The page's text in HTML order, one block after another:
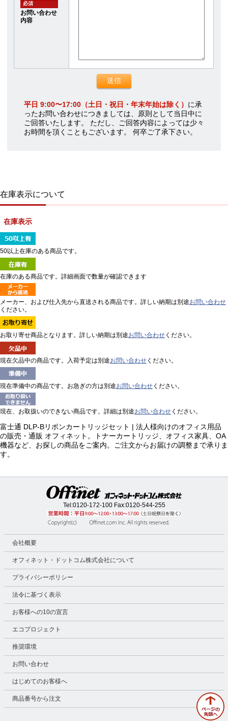
必須
お問い合わせ
内容
平日 9:00〜17:00（土日・祝日・年末年始は除く） に承
ったお問い合わせにつきましては、原則として当日中に
ご回答いたします。 ただし、ご回答内容によっては少々
お時間を頂くこともございます。 何卒ご了承下さい。
在庫表示について
在庫表示
50以上在庫のある商品です。
在庫のある商品です。詳細画面で数量が確認できます
メーカー、および仕入先から直送される商品です。詳しい納期は別途お問い合わせ
ください。
お取り寄せ商品となります。詳しい納期は別途お問い合わせ ください。
現在欠品中の商品です。入荷予定は別途お問い合わせ ください。
現在準備中の商品です。お急ぎの方は別途お問い合わせ ください。
現在、お取扱いのできない商品です。詳細は別途お問い合わせ ください。
富士通 DLP-Bリボンカートリッジセット | 法人様向けのオフィス用品
の販売・通販 オフィネット。トナーカートリッジ、オフィス家具、OA
機器など、お探しの商品をご案内。ご注文からお届けの調整まで承りま
す。
Tel:0120-172-100Fax:0120-544-255
会社概要
オフィネット・ドットコム株式会社について
プライバシーポリシー
法令に基づく表示
お客様への10の宣言
エコプロジェクト
推奨環境
お問い合わせ
はじめてのお客様へ
商品番号から注文